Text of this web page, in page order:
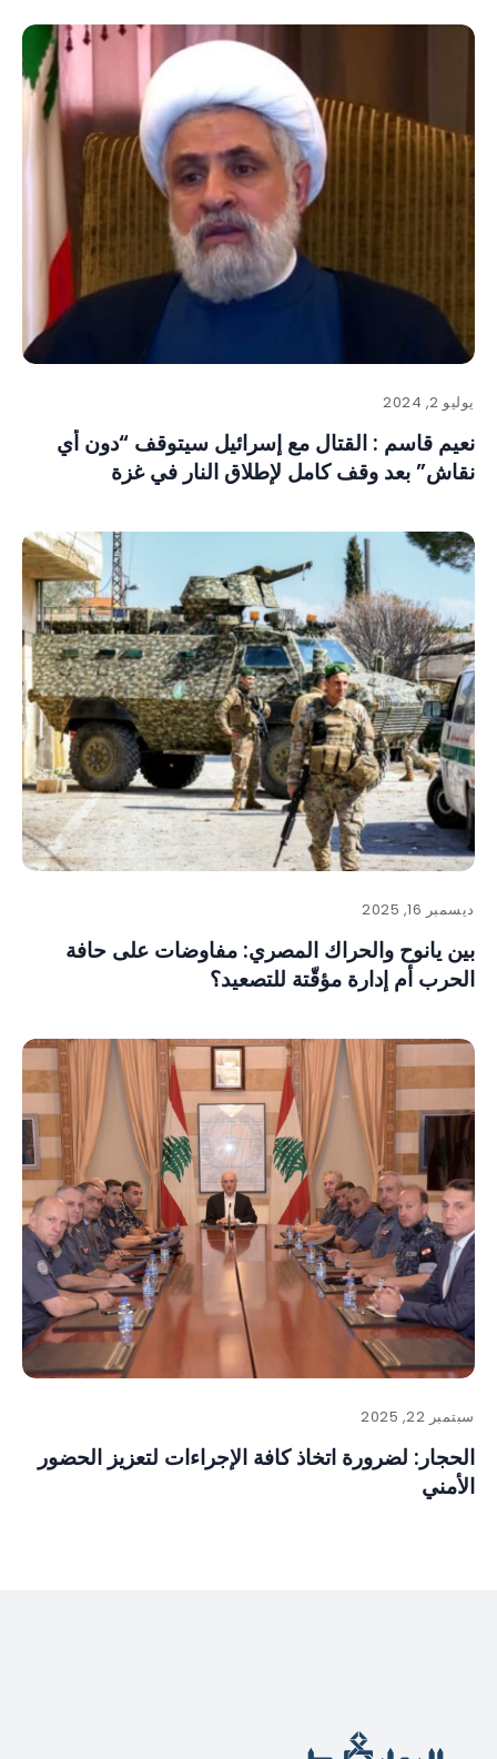
يوليو 2, 2024
نعيم قاسم : القتال مع إسرائيل سيتوقف “دون أي
نقاش” بعد وقف كامل لإطلاق النار في غزة
ديسمبر 16, 2025
بين يانوح والحراك المصري: مفاوضات على حافة
الحرب أم إدارة مؤقّتة للتصعيد؟
سبتمبر 22, 2025
الحجار: لضرورة اتخاذ كافة الإجراءات لتعزيز الحضور
الأمني